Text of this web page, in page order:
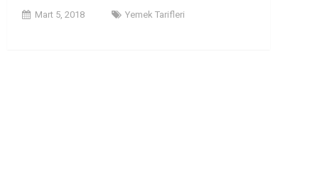
Mart 5, 2018 Yemek Tarifleri